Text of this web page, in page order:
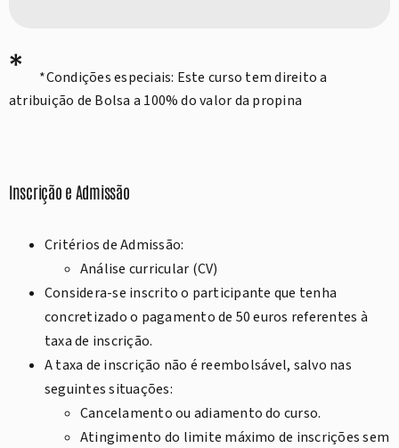
*
*Condições especiais: Este curso tem direito a
atribuição de Bolsa a 100% do valor da propina
Inscrição e Admissão
Critérios de Admissão:
Análise curricular (CV)
Considera-se inscrito o participante que tenha
concretizado o pagamento de 50 euros referentes à
taxa de inscrição.
A taxa de inscrição não é reembolsável, salvo nas
seguintes situações:
Cancelamento ou adiamento do curso.
Atingimento do limite máximo de inscrições sem